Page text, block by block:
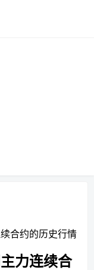
合约的历史行情
力连续合